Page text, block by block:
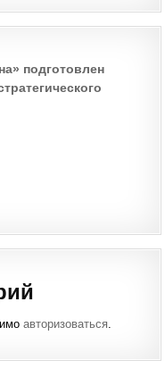
подготовлен
авторизоваться.